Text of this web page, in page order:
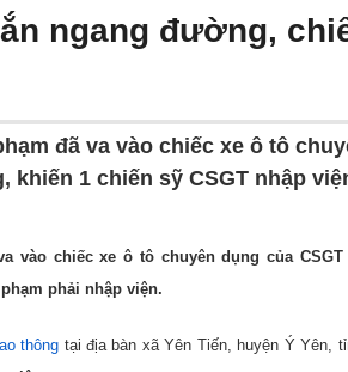
ngang đường,
đã va vào chiếc xe ô tô
khiến 1 chiến sỹ CSGT nhập
vào chiếc xe ô tô chuyên dụng của CSGT
phải nhập viện.
thông tại địa bàn xã Yên Tiến, huyện Ý Yên,